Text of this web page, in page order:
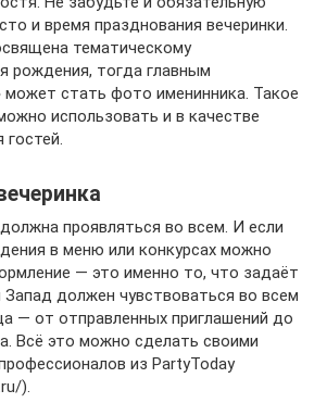
и время празднования вечеринки.
тематическому
рождения, тогда главным
может стать фото именинника. Такое
использовать и в качестве
гостей.
проявляться во всем. И если
в меню или конкурсах можно
— это именно то, что задаёт
должен чувствоваться во всем
— от отправленных приглашений до
Всё это можно сделать своими
из PartyToday
).